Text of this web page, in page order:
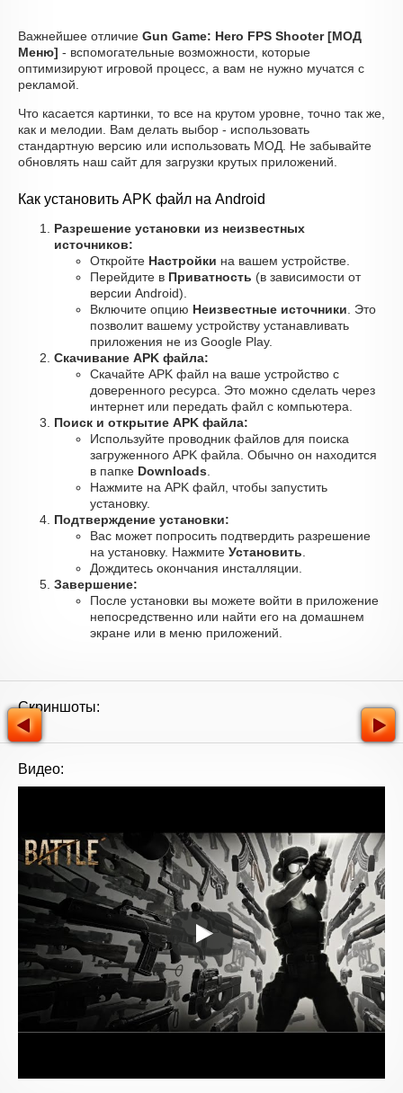
Важнейшее отличие Gun Game: Hero FPS Shooter [МОД
Меню] - вспомогательные возможности, которые
оптимизируют игровой процесс, а вам не нужно мучатся с
рекламой.
Что касается картинки, то все на крутом уровне, точно так же,
как и мелодии. Вам делать выбор - использовать
стандартную версию или использовать МОД. Не забывайте
обновлять наш сайт для загрузки крутых приложений.
Как установить APK файл на Android
Разрешение установки из неизвестных
источников:
Откройте Настройки на вашем устройстве.
Перейдите в Приватность (в зависимости от
версии Android).
Включите опцию Неизвестные источники . Это
позволит вашему устройству устанавливать
приложения не из Google Play.
Скачивание APK файла:
Скачайте APK файл на ваше устройство с
доверенного ресурса. Это можно сделать через
интернет или передать файл с компьютера.
Поиск и открытие APK файла:
Используйте проводник файлов для поиска
загруженного APK файла. Обычно он находится
в папке Downloads
Нажмите на APK файл, чтобы запустить
установку.
Подтверждение установки:
Вас может попросить подтвердить разрешение
на установку. Нажмите Установить
Дождитесь окончания инсталляции.
Завершение:
После установки вы можете войти в приложение
непосредственно или найти его на домашнем
экране или в меню приложений.
Скриншоты:
Видео: